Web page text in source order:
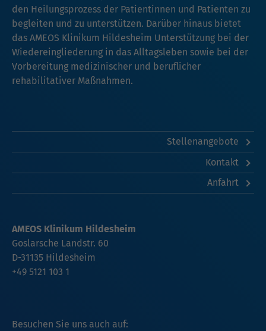
den Heilungsprozess der Patientinnen und Patienten zu
begleiten und zu unterstützen. Darüber hinaus bietet
das AMEOS Klinikum Hildesheim Unterstützung bei der
Wiedereingliederung in das Alltagsleben sowie bei der
Vorbereitung medizinischer und beruflicher
rehabilitativer Maßnahmen.
Stellenangebote
Kontakt
Anfahrt
Besuchen Sie uns auch auf:
AMEOS Klinikum Hildesheim
Goslarsche Landstr. 60
D-31135 Hildesheim
+49 5121 103 1